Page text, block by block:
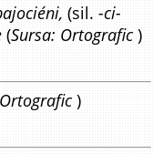
(sil.-ci-
(Sursa: Ortografic )
)